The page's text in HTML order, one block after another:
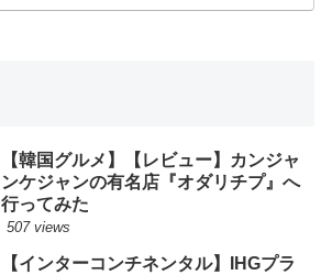
【韓国グルメ】【レビュー】カンジャ
ンケジャンの有名店『オダリチプ』へ
行ってみた
507 views
【インターコンチネンタル】IHGプラ